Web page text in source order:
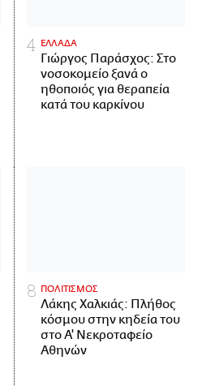
ΕΛΛΑΔΑ
Γιώργος Παράσχος: Στο
νοσοκομείο ξανά ο
ηθοποιός για θεραπεία
κατά του καρκίνου
ΠΟΛΙΤΙΣΜΟΣ
Λάκης Χαλκιάς: Πλήθος
κόσμου στην κηδεία του
στο Α' Νεκροταφείο
Αθηνών